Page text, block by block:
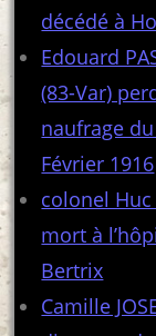
décédé à
Edouard
(83-Var)
naufrage
Février 1916
colonel Huc
mort à
Bertrix
Camille